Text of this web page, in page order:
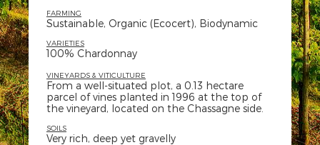
FARMING
Sustainable, Organic (Ecocert), Biodynamic
VARIETIES
100% Chardonnay
VINEYARDS & VITICULTURE
From a well-situated plot, a 0.13 hectare
parcel of vines planted in 1996 at the top of
the vineyard, located on the Chassagne side.
SOILS
Very rich, deep yet gravelly